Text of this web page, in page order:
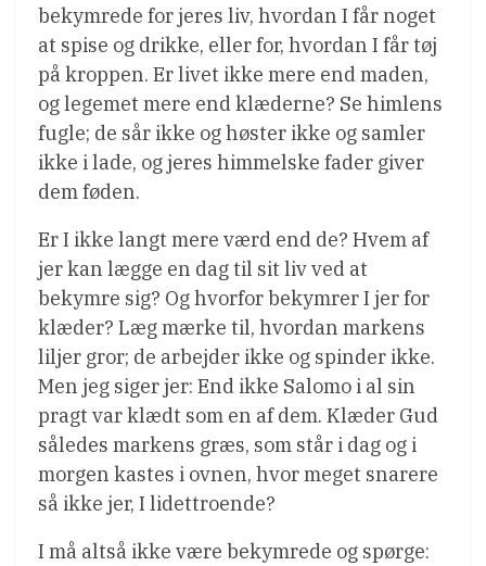
bekymrede for jeres liv, hvordan I får noget
at spise og drikke, eller for, hvordan I får tøj
på kroppen. Er livet ikke mere end maden,
og legemet mere end klæderne? Se himlens
fugle; de sår ikke og høster ikke og samler
ikke i lade, og jeres himmelske fader giver
dem føden.
Er I ikke langt mere værd end de? Hvem af
jer kan lægge en dag til sit liv ved at
bekymre sig? Og hvorfor bekymrer I jer for
klæder? Læg mærke til, hvordan markens
liljer gror; de arbejder ikke og spinder ikke.
Men jeg siger jer: End ikke Salomo i al sin
pragt var klædt som en af dem. Klæder Gud
således markens græs, som står i dag og i
morgen kastes i ovnen, hvor meget snarere
så ikke jer, I lidettroende?
I må altså ikke være bekymrede og spørge: